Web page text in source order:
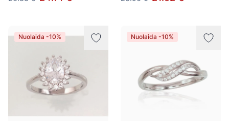
Nuolaida -10% Nuolaida -10%